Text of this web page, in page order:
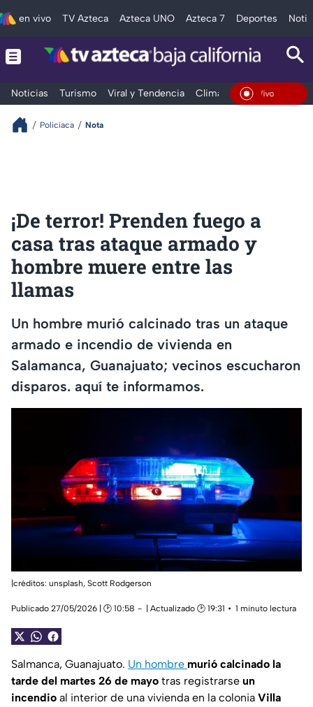
en vivo TV Azteca Azteca UNO Azteca 7 Deportes
Noticias Turismo Viral y Tendencia Clima Deportes
En Vivo
Policiaca Nota
¡De terror! Prenden fuego a
casa tras ataque armado y
hombre muere entre las
llamas
Un hombre murió calcinado tras un ataque
armado e incendio de vivienda en
Salamanca, Guanajuato; vecinos escucharon
disparos. aquí te informamos.
|créditos: unsplash, Scott Rodgerson
Publicado 27/05/2026 | 🕑 10:58 | Actualizado 🕑 19:31 1 minuto lectura
Salmanca, Guanajuato. Un hombre murió calcinado la
tarde del martes 26 de mayo tras registrarse un
incendio al interior de una vivienda en la colonia Villa